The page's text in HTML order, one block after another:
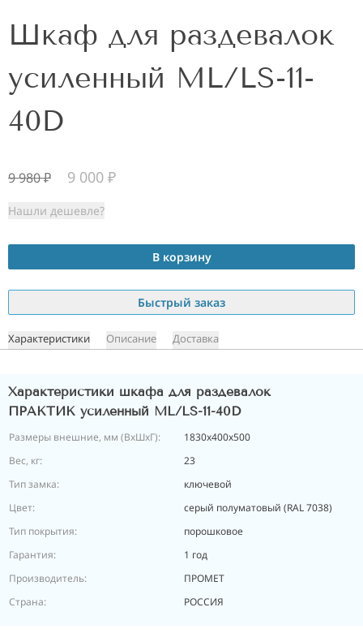
Шкаф для раздевалок
усиленный ML/LS-11-
40D
9 980₽ 9 000 ₽
Нашли дешевле?
В корзину
Быстрый заказ
Характеристики Описание Доставка
Характеристики шкафа для раздевалок
ПРАКТИК усиленный ML/LS-11-40D
Размеры внешние, мм (ВхШхГ):
1830x400x500
Вес, кг:
23
Тип замка:
ключевой
Цвет:
серый полуматовый (RAL 7038)
Тип покрытия:
порошковое
Гарантия:
1 год
Производитель:
ПРОМЕТ
Страна:
РОССИЯ